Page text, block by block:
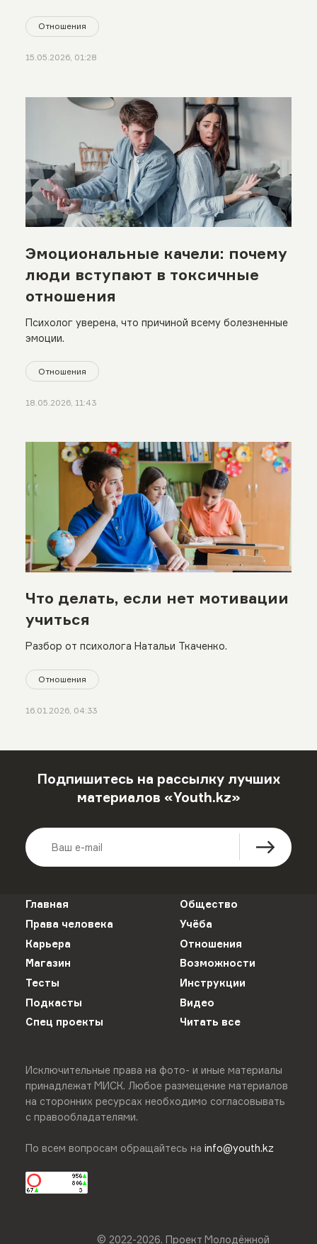
Отношения
15.05.2026, 01:28
Эмоциональные качели: почему
люди вступают в токсичные
отношения
Психолог уверена, что причиной всему болезненные
эмоции.
Отношения
18.05.2026, 11:43
Что делать, если нет мотивации
учиться
Разбор от психолога Натальи Ткаченко.
Отношения
16.01.2026, 04:33
Подпишитесь на рассылку лучших
материалов «Youth.kz»
Главная
Общество
Права человека
Учёба
Карьера
Отношения
Магазин
Возможности
Тесты
Инструкции
Подкасты
Видео
Спец проекты
Читать все
Исключительные права на фото- и иные материалы
принадлежат МИСК. Любое размещение материалов
на сторонних ресурсах необходимо согласовывать
с правообладателями.
По всем вопросам обращайтесь на info@youth.kz
© 2022-2026.Проект Молодёжной